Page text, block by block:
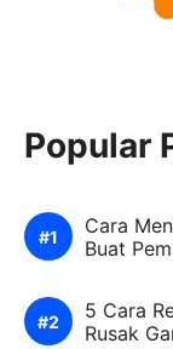
Popular
Cara
Buat
5 Cara
Rusak